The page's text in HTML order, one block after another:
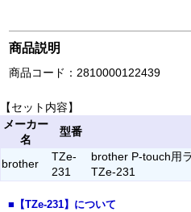
商品説明
商品コード：2810000122439
【セット内容】
メーカー
名
型番
brother
TZe-
231
brother P-touch用
TZe-231
■【TZe-231】について